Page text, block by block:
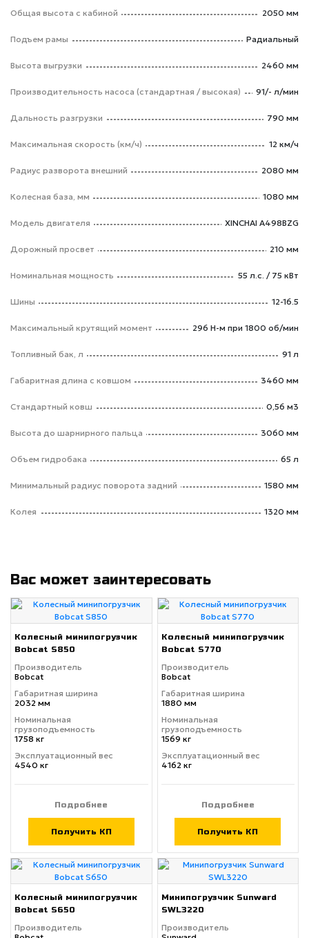
Общая высота с кабиной 2050 мм
Подъем рамы Радиальный
Высота выгрузки 2460 мм
Производительность насоса (стандартная / высокая) 91/- л/мин
Дальность разгрузки 790 мм
Максимальная скорость (км/ч) 12 км/ч
Радиус разворота внешний 2080 мм
Колесная база, мм 1080 мм
Модель двигателя XINCHAI A498BZG
Дорожный просвет 210 мм
Номинальная мощность 55 л.с. / 75 кВт
Шины 12-16.5
Максимальный крутящий момент 296 Н-м при 1800 об/мин
Топливный бак, л 91 л
Габаритная длина с ковшом 3460 мм
Стандартный ковш 0,56 м3
Высота до шарнирного пальца 3060 мм
Объем гидробака 65 л
Минимальный радиус поворота задний 1580 мм
Колея 1320 мм
Вас может заинтересовать
Колесный минипогрузчик
Bobcat S850
Производитель
Bobcat
Габаритная ширина
2032 мм
Номинальная
грузоподъемность
1758 кг
Эксплуатационный вес
4540 кг
Подробнее
Получить КП
Колесный минипогрузчик
Bobcat S770
Производитель
Bobcat
Габаритная ширина
1880 мм
Номинальная
грузоподъемность
1569 кг
Эксплуатационный вес
4162 кг
Подробнее
Получить КП
Колесный минипогрузчик
Bobcat S650
Производитель
Минипогрузчик Sunward
SWL3220
Производитель